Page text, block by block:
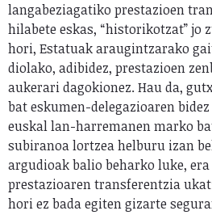
langabeziagatiko prestazioen
hilabete eskas, “historikotzat” jo
hori, Estatuak araugintzarako
diolako, adibidez, prestazioen
aukerari dagokionez. Hau da,
bat eskumen-delegazioaren
euskal lan-harremanen marko
subiranoa lortzea helburu izan
argudioak balio beharko luke,
prestazioaren transferentzia
hori ez bada egiten gizarte